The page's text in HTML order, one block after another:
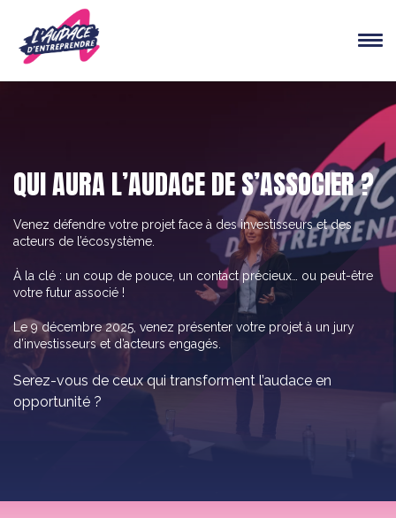
Panneau de gestion des cookies
QUI AURA L’AUDACE DE S’ASSOCIER ?
Venez défendre votre projet face à des investisseurs et des
acteurs de l’écosystème.
À la clé : un coup de pouce, un contact précieux… ou peut-être
votre futur associé !
Le 9 décembre 2025, venez présenter votre projet à un jury
d’investisseurs et d’acteurs engagés.
Serez-vous de ceux qui transforment l’audace en
opportunité ?